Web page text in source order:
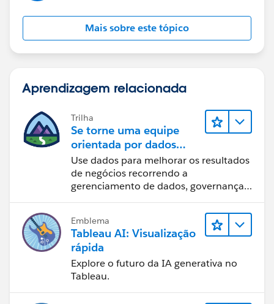
Mais sobre este tópico
Aprendizagem relacionada
Trilha
Se torne uma equipe
orientada por dados
usando o Tableau
Use dados para melhorar os resultados
de negócios recorrendo a
gerenciamento de dados, governança
de dados, narrativa baseada em dados
e colaboração.
Emblema
Tableau AI: Visualização
rápida
Explore o futuro da IA generativa no
Tableau.